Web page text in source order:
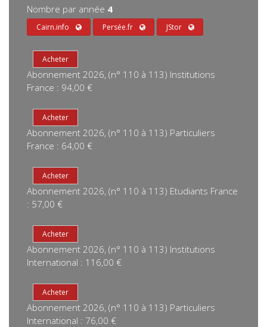
Nombre par année 4
Cairn.info Persée.fr JStor
Abonnement 2026, (n° 110 à 113) Institutions
France : 94,00 €
Abonnement 2026, (n° 110 à 113) Particuliers
France : 64,00 €
Abonnement 2026, (n° 110 à 113) Etudiants France
: 57,00 €
Abonnement 2026, (n° 110 à 113) Institutions
International : 116,00 €
Abonnement 2026, (n° 110 à 113) Particuliers
International : 76,00 €